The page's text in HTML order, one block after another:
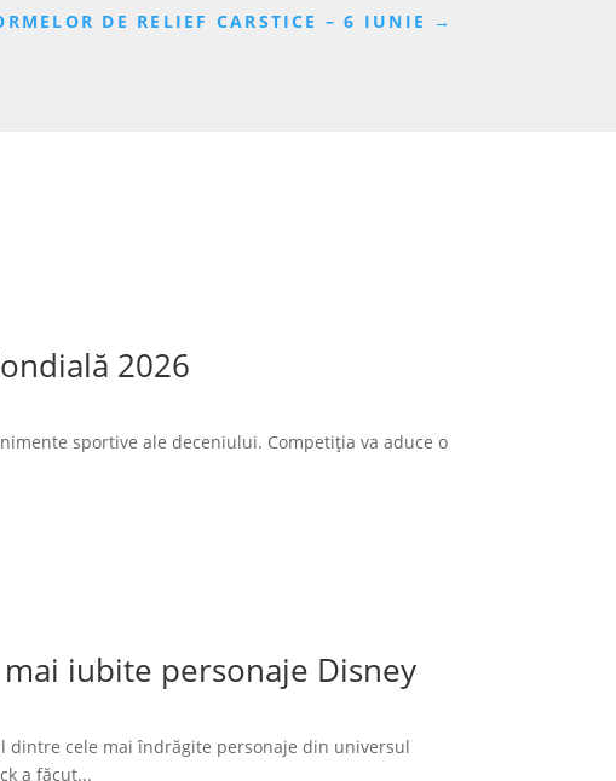
DE RELIEF CARSTICE – 6 IUNIE →
2026
sportive ale deceniului. Competiția va aduce o
iubite personaje Disney
dintre cele mai îndrăgite personaje din universul
a făcut...